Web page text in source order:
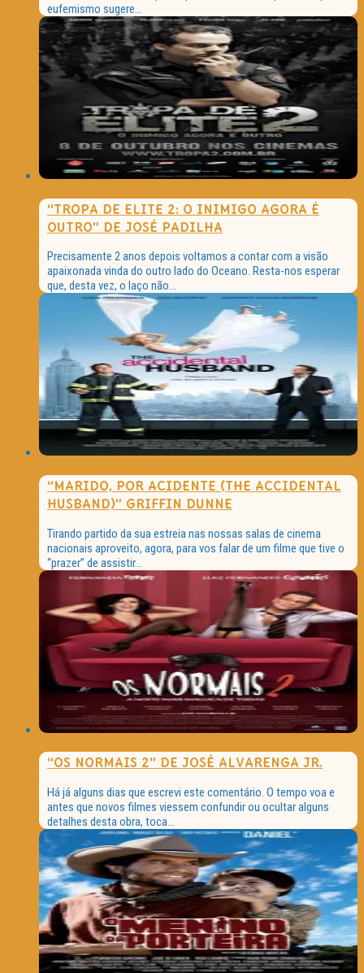
eufemismo sugere...
“TROPA DE ELITE 2: O INIMIGO AGORA É
OUTRO” DE JOSÉ PADILHA
Precisamente 2 anos depois voltamos a contar com a visão
apaixonada vinda do outro lado do Oceano. Resta-nos esperar
que, desta vez, o laço não...
“MARIDO, POR ACIDENTE (THE ACCIDENTAL
HUSBAND)” GRIFFIN DUNNE
Tirando partido da sua estreia nas nossas salas de cinema
nacionais aproveito, agora, para vos falar de um filme que tive o
“prazer” de assistir...
“OS NORMAIS 2” DE JOSÉ ALVARENGA JR.
Há já alguns dias que escrevi este comentário. O tempo voa e
antes que novos filmes viessem confundir ou ocultar alguns
detalhes desta obra, toca...